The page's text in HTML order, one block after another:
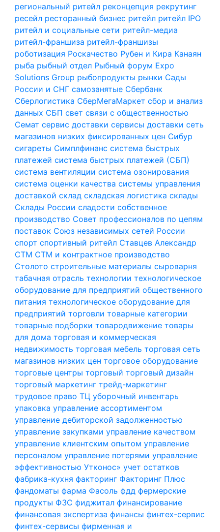
региональный ритейл реконцепция рекрутинг
ресейл ресторанный бизнес ритейл ритейл IPO
ритейл и социальные сети ритейл-медиа
ритейл-франшиза ритейл-франшизы
роботизация Роскачество Рубен и Кира Канаян
рыба рыбный отдел Рыбный форум Expo
Solutions Group рыбопродукты рынки Сады
России и СНГ самозанятые Сбербанк
Сберлогистика СберМегаМаркет сбор и анализ
данных СБП свет связи с общественностью
Семат сервис доставки сервисы доставки сеть
магазинов низких фиксированных цен Сибур
сигареты Симплфинанс система быстрых
платежей система быстрых платежей (СБП)
система вентиляции система озонирования
система оценки качества системы управления
доставкой склад складская логистика склады
Склады России сладости собственное
производство Совет профессионалов по цепям
поставок Союз независимых сетей России
спорт спортивный ритейл Ставцев Александр
СТМ СТМ и контрактное производство
Столото строительные материалы сыроварня
табачная отрасль технологии технологическое
оборудование для предприятий общественного
питания технологическое оборудование для
предприятий торговли товарные категории
товарные подборки товародвижение товары
для дома торговая и коммерческая
недвижимость торговая мебель торговая сеть
магазинов низких цен торговое оборудование
торговые центры торговый торговый дизайн
торговый маркетинг трейд-маркетинг
трудовое право ТЦ уборочный инвентарь
упаковка управление ассортиментом
управление дебиторской задолженностью
управление закупками управление качеством
управление клиентским опытом управление
персоналом управление потерями управление
эффективностью Утконос» учет остатков
фабрика-кухня факторинг Факторинг Плюс
фандоматы фарма Фасоль фдд фермерские
продукты ФЗС фиджитал финансирование
финансовая экспертиза финансы финтех-сервис
финтех-сервисы фирменная и